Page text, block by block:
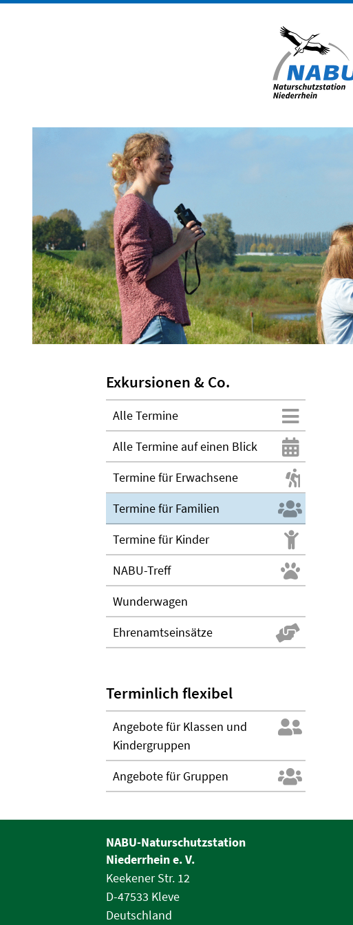
Exkursionen & Co.
Alle Termine
Alle Termine auf einen Blick
Termine für Erwachsene
Termine für Familien
Termine für Kinder
NABU-Treff
Wunderwagen
Ehrenamtseinsätze
Terminlich flexibel
Angebote für Klassen und
Kindergruppen
Angebote für Gruppen
NABU-Naturschutzstation
Niederrhein e. V.
Keekener Str. 12
D-47533 Kleve
Deutschland